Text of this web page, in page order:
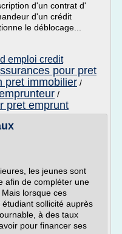
d'un contrat d'
d'un crédit
le déblocage...
emploi credit
pour pret
pret immobilier /
/
pret emprunt
les jeunes sont
afin de compléter une
lorsque ces
sollicité auprès
à des taux
pour financer ses